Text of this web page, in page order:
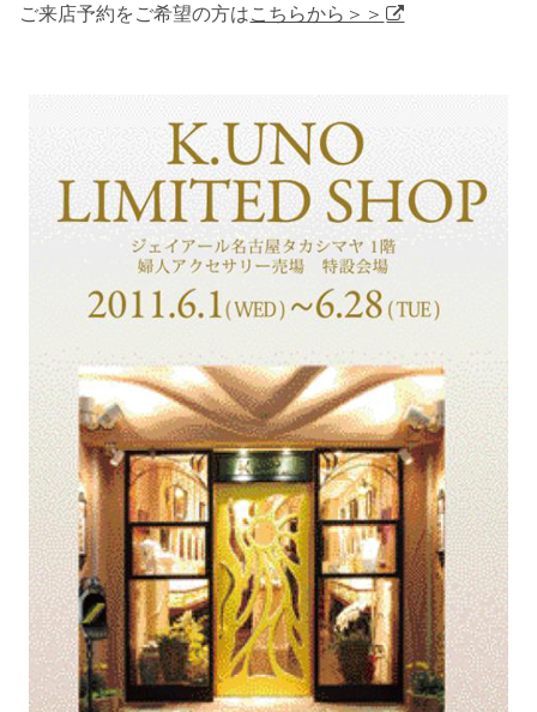
ご来店予約をご希望の方はこちらから＞＞